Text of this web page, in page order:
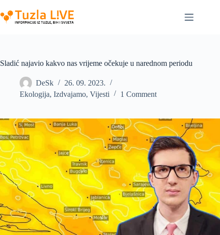
to
content
Sladić najavio kakvo nas vrijeme očekuje u narednom periodu
DeSk
26. 09. 2023.
Ekologija, Izdvajamo, Vijesti 1 Comment